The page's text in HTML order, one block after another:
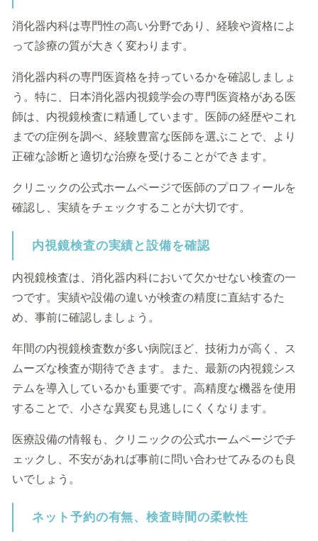
消化器内科は専門性の高い分野であり、経験や資格によ
って診療の質が大きく変わります。
消化器内科の専門医資格を持っているかを確認しましょ
う。特に、日本消化器内視鏡学会の専門医資格がある医
師は、内視鏡検査に精通しています。医師の経歴やこれ
までの症例を調べ、経験豊富な医師を選ぶことで、より
正確な診断と適切な治療を受けることができます。
クリニックの公式ホームページで医師のプロフィールを
確認し、実績をチェックすることが大切です。
内視鏡検査の実績と設備を確認
内視鏡検査は、消化器内科において欠かせない検査の一
つです。実績や設備の違いが検査の精度に直結するた
め、事前に確認しましょう。
年間の内視鏡検査数が多い病院ほど、技術力が高く、ス
ムーズな検査が期待できます。また、最新の内視鏡シス
テムを導入しているかも重要です。高精度な機器を使用
することで、小さな異変も見逃しにくくなります。
医療設備の情報も、クリニックの公式ホームページでチ
ェックし、不安があれば事前に問い合わせてみるのも良
いでしょう。
ネット予約の有無、検査時間の柔軟性